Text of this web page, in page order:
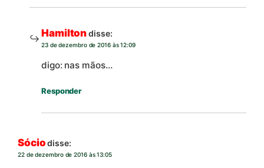
Hamiltondisse:
23 de dezembro de 2016 às 12:09
digo: nas mãos…
Responder
Sócio disse:
22 de dezembro de 2016 às 13:05